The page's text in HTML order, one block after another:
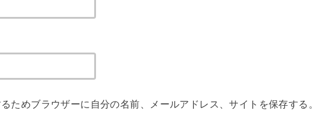
ためブラウザーに自分の名前、メールアドレス、サイトを保存する。